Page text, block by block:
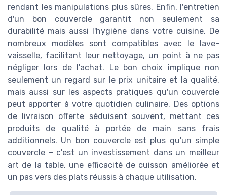
rendant les manipulations plus sûres. Enfin, l'entretien
d'un bon couvercle garantit non seulement sa
durabilité mais aussi l'hygiène dans votre cuisine. De
nombreux modèles sont compatibles avec le lave-
vaisselle, facilitant leur nettoyage, un point à ne pas
négliger lors de l'achat. Le bon choix implique non
seulement un regard sur le prix unitaire et la qualité,
mais aussi sur les aspects pratiques qu'un couvercle
peut apporter à votre quotidien culinaire. Des options
de livraison offerte séduisent souvent, mettant ces
produits de qualité à portée de main sans frais
additionnels. Un bon couvercle est plus qu'un simple
couvercle – c'est un investissement dans un meilleur
art de la table, une efficacité de cuisson améliorée et
un pas vers des plats réussis à chaque utilisation.